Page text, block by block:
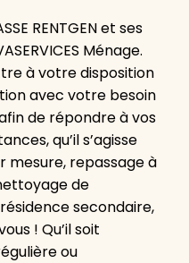
RENTGEN et ses
Ménage.
à votre disposition
avec votre besoin
de répondre à vos
qu’il s’agisse
mesure, repassage à
de
secondaire,
! Qu’il soit
ou